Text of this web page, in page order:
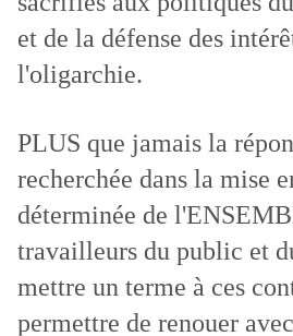
et de la défense des
l'oligarchie.
PLUS que jamais la
recherchée dans la mise
déterminée de
travailleurs du public et
mettre un terme à ces
permettre de renouer